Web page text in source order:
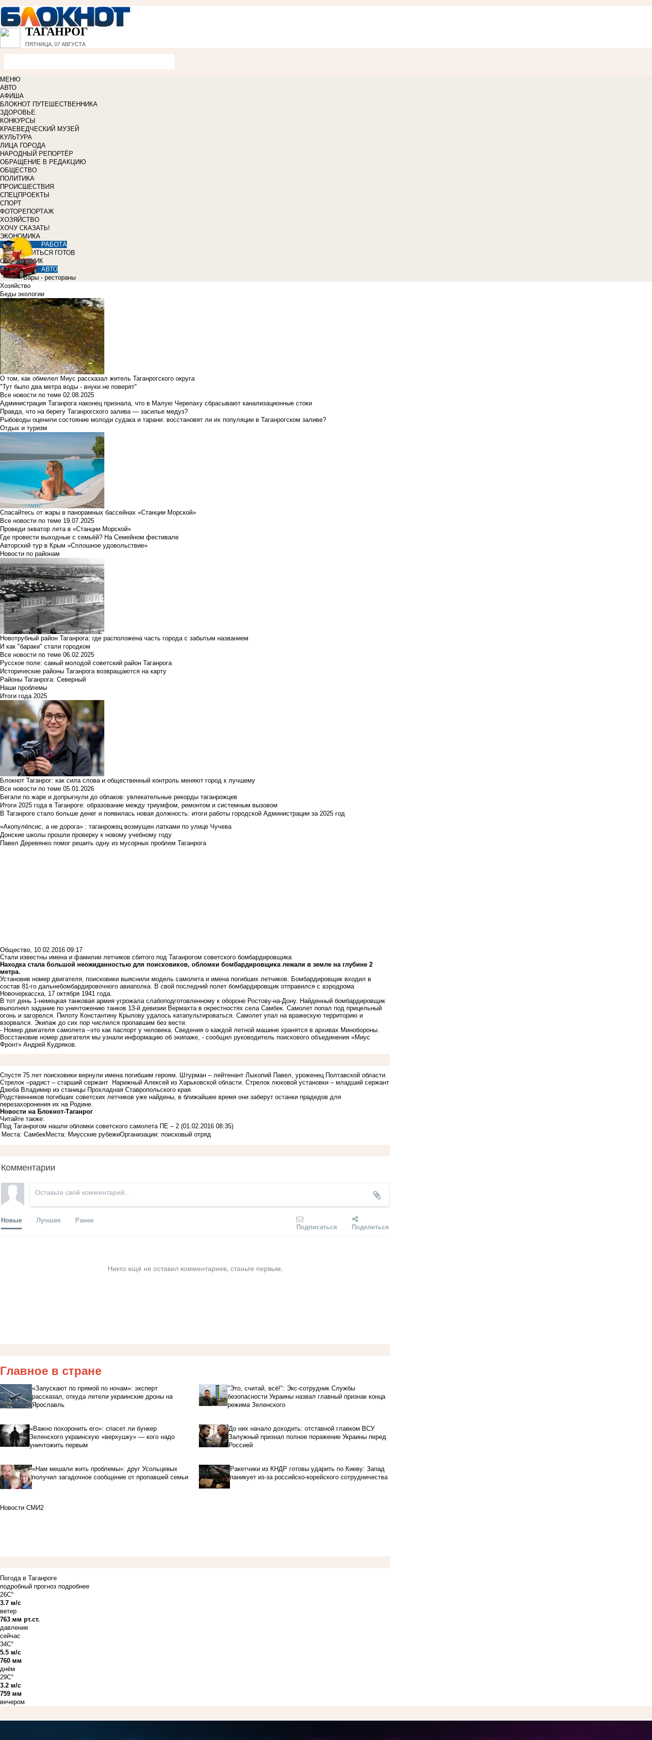
ТАГАНРОГ
ПЯТНИЦА, 07 АВГУСТА
МЕНЮ
АВТО
АФИША
БЛОКНОТ ПУТЕШЕСТВЕННИКА
ЗДОРОВЬЕ
КОНКУРСЫ
КРАЕВЕДЧЕСКИЙ МУЗЕЙ
КУЛЬТУРА
ЛИЦА ГОРОДА
НАРОДНЫЙ РЕПОРТЁР
ОБРАЩЕНИЕ В РЕДАКЦИЮ
ОБЩЕСТВО
ПОЛИТИКА
ПРОИСШЕСТВИЯ
СПЕЦПРОЕКТЫ
СПОРТ
ФОТОРЕПОРТАЖ
ХОЗЯЙСТВО
ХОЧУ СКАЗАТЬ!
ЭКОНОМИКА
РАБОТА
УЧИТЬСЯ ГОТОВ
СПРАВОЧНИК
АВТО
Бары - рестораны
Хозяйство
Беды экологии
О том, как обмелел Миус рассказал житель Таганрогского округа
"Тут было два метра воды - внуки не поверят"
Все новости по теме 02.08.2025
Администрация Таганрога наконец признала, что в Малую Черепаху сбрасывают канализационные стоки
Правда, что на берегу Таганрогского залива — засилье медуз?
Рыбоводы оценили состояние молоди судака и тарани: восстановят ли их популяции в Таганрогском заливе?
Отдых и туризм
Спасайтесь от жары в панорамных бассейнах «Станции Морской»
Все новости по теме 19.07.2025
Проведи экватор лета в «Станции Морской»
Где провести выходные с семьёй? На Семейном фестивале
Авторский тур в Крым «Сплошное удовольствие»
Новости по районам
Новотрубный район Таганрога: где расположена часть города с забытым названием
И как "бараки" стали городком
Все новости по теме 06.02.2025
Русское поле: самый молодой советский район Таганрога
Исторические районы Таганрога возвращаются на карту
Районы Таганрога: Северный
Наши проблемы
Итоги года 2025
Блокнот Таганрог: как сила слова и общественный контроль меняют город к лучшему
Все новости по теме 05.01.2026
Бегали по жаре и допрыгнули до облаков: увлекательные рекорды таганрожцев
Итоги 2025 года в Таганроге: образование между триумфом, ремонтом и системным вызовом
В Таганроге стало больше денег и появилась новая должность: итоги работы городской Администрации за 2025 год
«Акопулёпсис, а не дорога» : таганрожец возмущен латками по улице Чучева
Донские школы прошли проверку к новому учебному году
Павел Деревянко помог решить одну из мусорных проблем Таганрога
Общество, 10.02.2016 09:17
Стали известны имена и фамилии летчиков сбитого под Таганрогом советского бомбардировщика
Находка стала большой неожиданностью для поисковиков, обломки бомбардировщика лежали в земле на глубине 2
метра.
Установив номер двигателя, поисковики выяснили модель самолета и имена погибших летчиков. Бомбардировщик входил в
состав 81-го дальнебомбардировочного авиаполка. В свой последний полет бомбардировщик отправился с аэродрома
Новочеркасска, 17 октября 1941 года.
В тот день 1-немецкая танковая армия угрожала слабоподготовленному к обороне Ростову-на-Дону. Найденный бомбардировщик
выполнял задание по уничтожению танков 13-й девизии Вермахта в окрестностях села Самбек. Самолет попал под прицельный
огонь и загорелся. Пилоту Константину Крылову удалось катапультироваться. Самолет упал на вражескую территорию и
взорвался. Экипаж до сих пор числился пропавшим без вести.
- Номер двигателя самолета –это как паспорт у человека. Сведения о каждой летной машине хранятся в архивах Минобороны.
Восстановив номер двигателя мы узнали информацию об экипаже, - сообщил руководитель поискового объединения «Миус
Фронт» Андрей Кудряков.
Спустя 75 лет поисковики вернули имена погибшим героям. Штурман – лейтенант Лыхопий Павел, уроженец Полтавской области.
Стрелок –радист – старший сержант Нарижный Алексей из Харьковской области. Стрелок люковой установки – младший сержант
Дзюба Владимир из станицы Прохладная Ставропольского края.
Родственников погибших советских летчиков уже найдены, в ближайшее время они заберут останки прадедов для
перезахоронения их на Родине.
Новости на Блoкнoт-Таганрог
Читайте также:
Под Таганрогом нашли обломки советского самолета ПЕ – 2 (01.02.2016 08:35)
Места: СамбекМеста: Миусские рубежиОрганизации: поисковый отряд
Комментарии
Новые Лучшие Ранее
Подписаться Поделиться
Никто ещё не оставил комментариев, станьте первым.
Главное в стране
«Запускают по прямой по ночам»: эксперт
рассказал, откуда летели украинские дроны на
Ярославль
"Это, считай, всё!": Экс-сотрудник Службы
безопасности Украины назвал главный признак конца
режима Зеленского
«Важно похоронить его»: спасет ли бункер
Зеленского украинскую «верхушку» — кого надо
уничтожить первым
До них начало доходить: отставной главком ВСУ
Залужный признал полное поражение Украины перед
Россией
«Нам мешали жить проблемы»: друг Усольцевых
получил загадочное сообщение от пропавшей семьи
Ракетчики из КНДР готовы ударить по Киеву: Запад
паникует из-за российско-корейского сотрудничества
Новости СМИ2
Погода в Таганроге
подробный прогноз подробнее
26C°
3.7 м/с
ветер
763 мм рт.ст.
давление
сейчас
34C°
5.5 м/с
760 мм
днём
29C°
3.2 м/с
759 мм
вечером